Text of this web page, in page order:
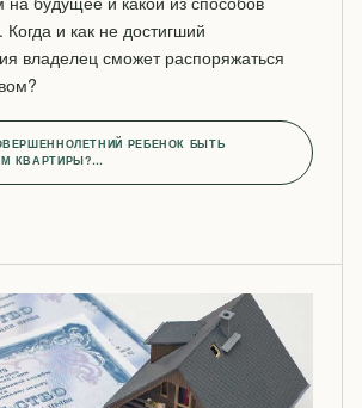
и как не достигший
владелец сможет распоряжаться
РЕБЕНОК БЫТЬ
КВАРТИРЫ?…